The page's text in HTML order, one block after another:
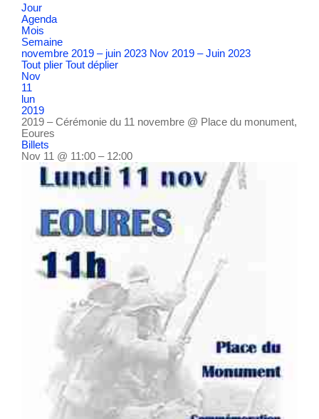
Jour
Agenda
Mois
Semaine
novembre 2019 – juin 2023 Nov 2019 – Juin 2023
Tout plier Tout déplier
Nov
11
lun
2019
2019 – Cérémonie du 11 novembre @ Place du monument,
Eoures
Billets
Nov 11 @ 11:00 – 12:00